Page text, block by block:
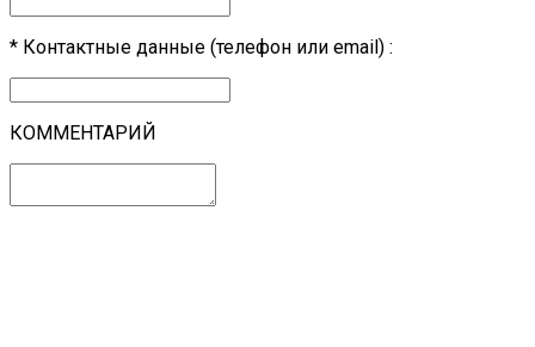
* Контактные данные (телефон или email) :
КОММЕНТАРИЙ